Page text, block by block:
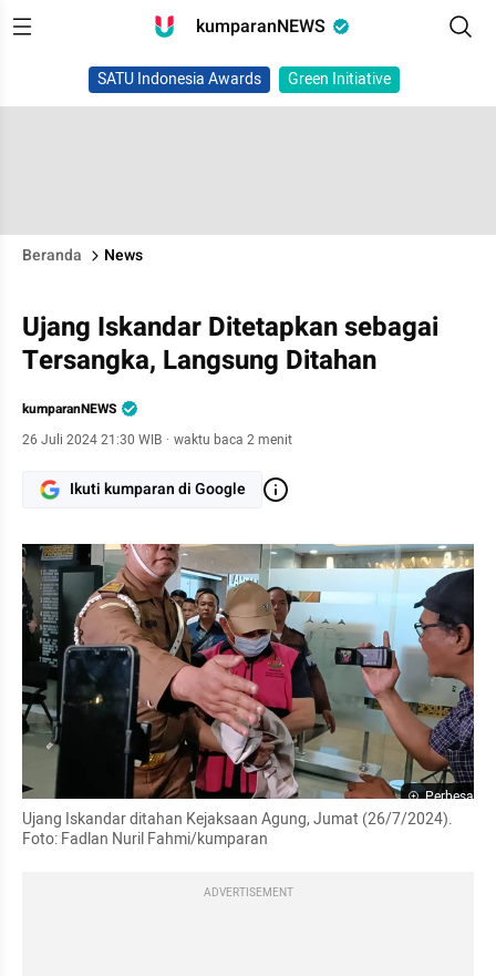
kumparanNEWS
SATU Indonesia Awards Green Initiative
Beranda News
Ujang Iskandar Ditetapkan sebagai
Tersangka, Langsung Ditahan
kumparanNEWS
26 Juli 2024 21:30 WIB · waktu baca 2 menit
Ikuti kumparan di Google
Perbesar
Ujang Iskandar ditahan Kejaksaan Agung, Jumat (26/7/2024).
Foto: Fadlan Nuril Fahmi/kumparan
ADVERTISEMENT